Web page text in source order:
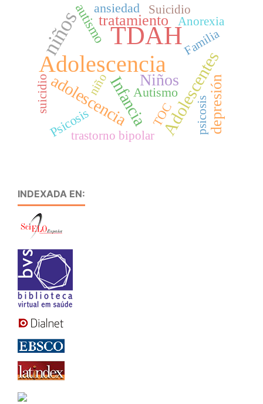
TDAH
Adolescencia
niños
Adolescentes
Infancia
adolescencia Niños
tratamiento
depresión
autismo
Autismo
Psicosis
ansiedad
TOC
Familia
psicosis
suicidio
trastorno bipolar
Anorexia
niño
Suicidio
INDEXADA EN: